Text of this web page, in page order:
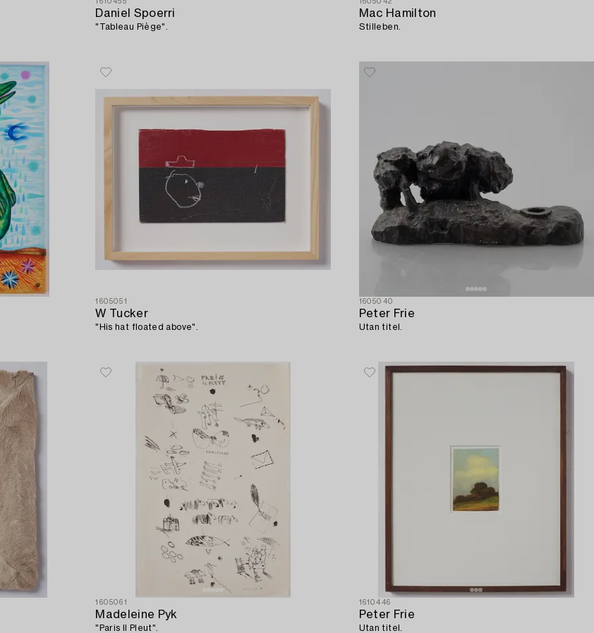
Daniel Spoerri
"Tableau Piège".
Mac Hamilton
Stilleben.
1605051
W Tucker
"His hat floated above".
1605040
Peter Frie
Utan titel.
1605061
Madeleine Pyk
"Paris Il Pleut".
1610446
Peter Frie
Utan titel.